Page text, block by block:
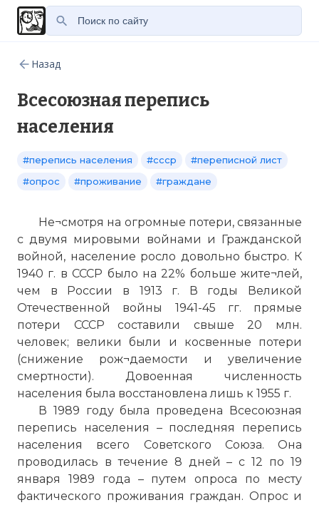
Назад
Всесоюзная перепись
населения
#перепись населения #ссср
#переписной лист
#опрос
#проживание #граждане
Не¬смотря на огромные потери, связанные
с двумя мировыми войнами и Гражданской
войной, население росло довольно быстро. К
1940 г. в СССР было на 22% больше жите¬лей,
чем в России в 1913 г. В годы Великой
Отечественной войны 1941-45 гг. прямые
потери СССР составили свыше 20 млн.
человек; велики были и косвенные потери
(снижение рож¬даемости и увеличение
смертности). Довоенная численность
населения была восстановлена лишь к 1955 г.
В 1989 году была проведена Всесоюзная
перепись населения – последняя перепись
населения всего Советского Союза. Она
проводилась в течение 8 дней – с 12 по 19
января 1989 года – путем опроса по месту
фактического проживания граждан. Опрос и